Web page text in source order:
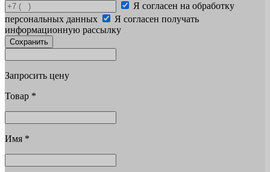
Я согласен на обработку
персональных данных
Я согласен получать
информационную рассылку
Сохранить
Запросить цену
Товар *
Имя *